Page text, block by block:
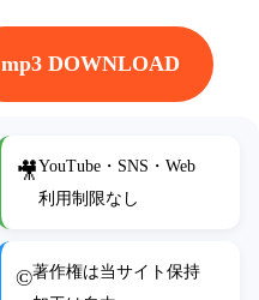
mp3 DOWNLOAD
🎥YouTube・SNS・Web
利用制限なし
©著作権は当サイト保持